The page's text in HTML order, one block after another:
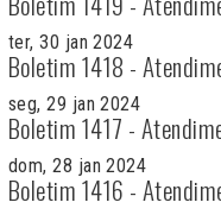
ter, 30 jan 2024
Boletim 1418 -
seg, 29 jan 2024
Boletim 1417 -
dom, 28 jan 2024
Boletim 1416 -